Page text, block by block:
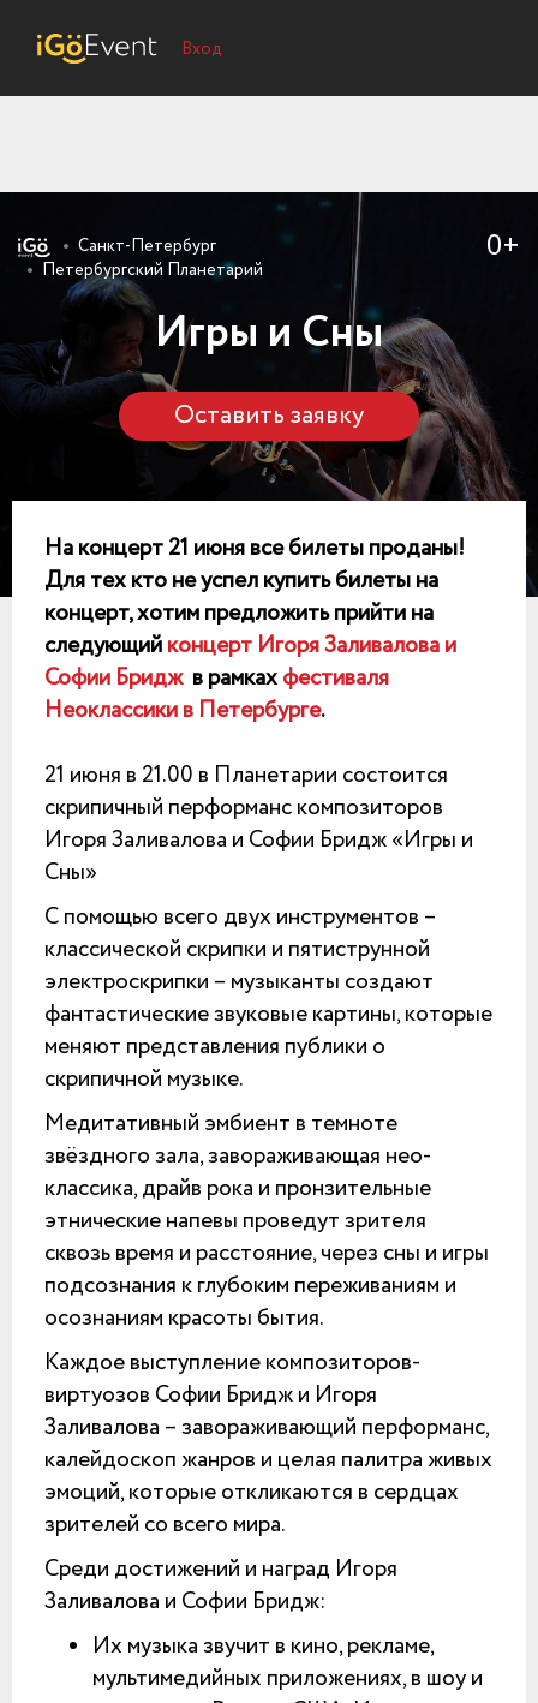
Вход
Санкт-Петербург
Петербургский Планетарий
0+
Игры и Сны
Оставить заявку
На концерт 21 июня все билеты проданы!
Для тех кто не успел купить билеты на
концерт, хотим предложить прийти на
следующийконцерт Игоря Заливалова и
Софии Бриджв рамкахфестиваля
Неоклассики в Петербурге.
21 июня в 21.00 в Планетарии состоится
скрипичный перформанс композиторов
Игоря Заливалова и Софии Бридж «Игры и
Сны»
С помощью всего двух инструментов –
классической скрипки и пятиструнной
электроскрипки – музыканты создают
фантастические звуковые картины, которые
меняют представления публики о
скрипичной музыке.
Медитативный эмбиент в темноте
звёздного зала, завораживающая нео-
классика, драйв рока и пронзительные
этнические напевы проведут зрителя
сквозь время и расстояние, через сны и игры
подсознания к глубоким переживаниям и
осознаниям красоты бытия.
Каждое выступление композиторов-
виртуозов Софии Бридж и Игоря
Заливалова – завораживающий перформанс,
калейдоскоп жанров и целая палитра живых
эмоций, которые откликаются в сердцах
зрителей со всего мира.
Среди достижений и наград Игоря
Заливалова и Софии Бридж:
Их музыка звучит в кино, рекламе,
мультимедийных приложениях, в шоу и